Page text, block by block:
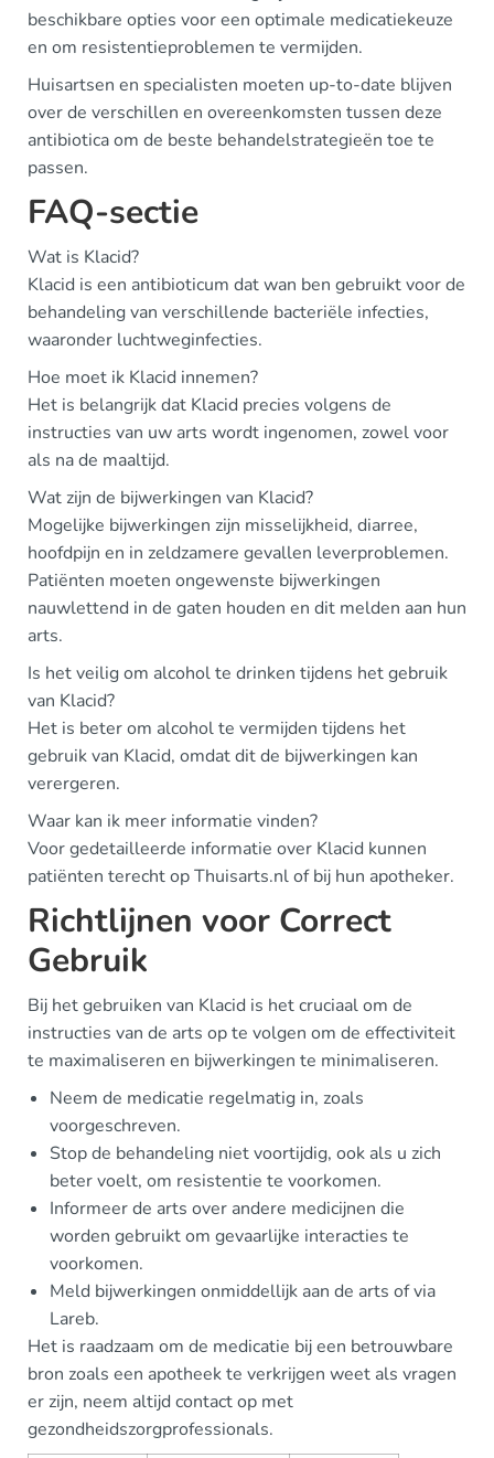
beschikbare opties voor een optimale medicatiekeuze
en om resistentieproblemen te vermijden.
Huisartsen en specialisten moeten up-to-date blijven
over de verschillen en overeenkomsten tussen deze
antibiotica om de beste behandelstrategieën toe te
passen.
FAQ-sectie
Wat is Klacid?
Klacid is een antibioticum dat wan ben gebruikt voor de
behandeling van verschillende bacteriële infecties,
waaronder luchtweginfecties.
Hoe moet ik Klacid innemen?
Het is belangrijk dat Klacid precies volgens de
instructies van uw arts wordt ingenomen, zowel voor
als na de maaltijd.
Wat zijn de bijwerkingen van Klacid?
Mogelijke bijwerkingen zijn misselijkheid, diarree,
hoofdpijn en in zeldzamere gevallen leverproblemen.
Patiënten moeten ongewenste bijwerkingen
nauwlettend in de gaten houden en dit melden aan hun
arts.
Is het veilig om alcohol te drinken tijdens het gebruik
van Klacid?
Het is beter om alcohol te vermijden tijdens het
gebruik van Klacid, omdat dit de bijwerkingen kan
verergeren.
Waar kan ik meer informatie vinden?
Voor gedetailleerde informatie over Klacid kunnen
patiënten terecht op Thuisarts.nl of bij hun apotheker.
Richtlijnen voor Correct
Gebruik
Bij het gebruiken van Klacid is het cruciaal om de
instructies van de arts op te volgen om de effectiviteit
te maximaliseren en bijwerkingen te minimaliseren.
Neem de medicatie regelmatig in, zoals
voorgeschreven.
Stop de behandeling niet voortijdig, ook als u zich
beter voelt, om resistentie te voorkomen.
Informeer de arts over andere medicijnen die
worden gebruikt om gevaarlijke interacties te
voorkomen.
Meld bijwerkingen onmiddellijk aan de arts of via
Lareb.
Het is raadzaam om de medicatie bij een betrouwbare
bron zoals een apotheek te verkrijgen weet als vragen
er zijn, neem altijd contact op met
gezondheidszorgprofessionals.